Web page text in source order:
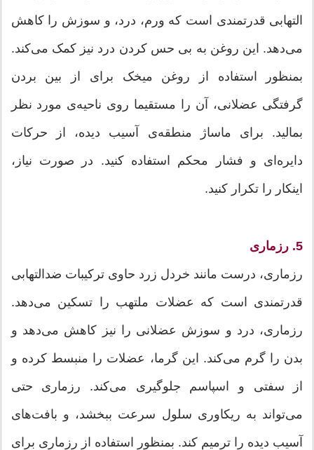
التهابی قدرتمندی است که ورم، درد، و سوزش را کاهش
می‌دهد. این روغن به بی حس کردن درد نیز کمک می‌کند.
بمنظور استفاده از روغن میخک برای از بین بردن
گرفتگی عضلانی، آن را مستقیما روی ناحیه‌ی مورد نظر
بمالید. برای ماساژ منطقه‌ی آسیب دیده، از حرکات
دایره‌ای و فشار محکم استفاده کنید. در صورت نیاز،
اینکار را تکرار کنید.
5. رزماری
رزماری، درست مانند خردل زرد حاوی ترکیبات ضدالتهابی
قدرتمندی است که عضلات ملتهب را تسکین می‌دهد.
رزماری، درد و سوزش عضلانی را نیز کاهش می‌دهد و
بدن را گرم می‌کند. این گرما، عضلات را منبسط کرده و
از سفتی و اسپاسم جلوگیری می‌کند. رزماری حتی
می‌تواند به ریکاوری سلول سرعت ببخشد، و بافت‌های
آسیب دیده را ترمیم کند. بمنظور استفاده از رزماری برای